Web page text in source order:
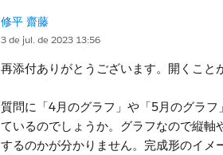
修平 齋藤
3 de jul. de 2023 13:56
再添付ありがとうございます。開くこと
質問に「4月のグラフ」や「5月のグラ
ているのでしょうか。グラフなので縦軸
するのかが分かりません。完成形のイメ